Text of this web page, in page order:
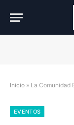
Inicio » La Comunidad Está
EVENTOS